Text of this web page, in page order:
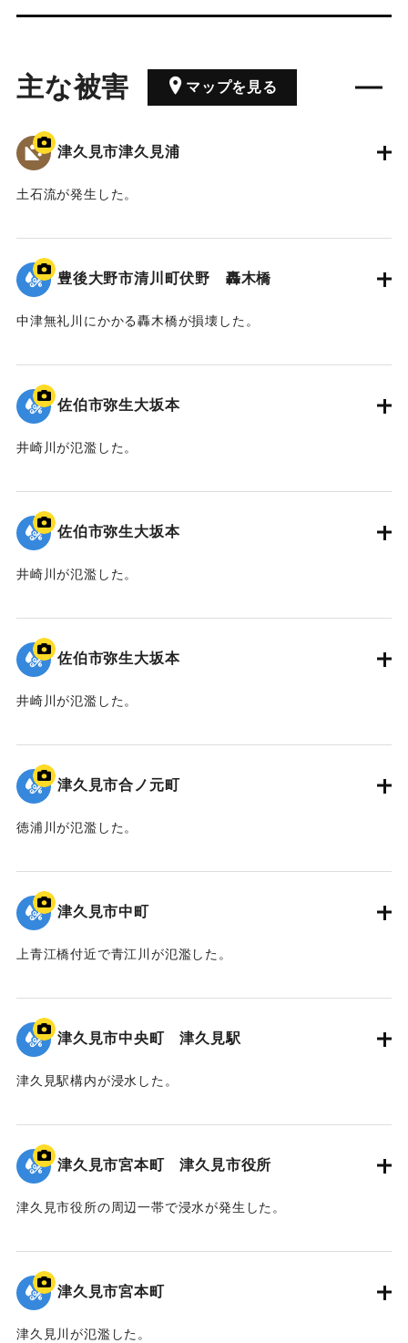
主な被害 マップを見る
津久見市津久見浦
土石流が発生した。
｜固有コード:01204098
豊後大野市清川町伏野 轟木橋
中津無礼川にかかる轟木橋が損壊した。
｜固有コード:01204097
佐伯市弥生大坂本
井崎川が氾濫した。
｜固有コード:01204096
佐伯市弥生大坂本
井崎川が氾濫した。
｜固有コード:01204095
佐伯市弥生大坂本
井崎川が氾濫した。
｜固有コード:01204094
津久見市合ノ元町
徳浦川が氾濫した。
｜固有コード:01204093
津久見市中町
上青江橋付近で青江川が氾濫した。
｜固有コード:01204092
津久見市中央町 津久見駅
津久見駅構内が浸水した。
｜固有コード:01204091
津久見市宮本町 津久見市役所
津久見市役所の周辺一帯で浸水が発生した。
｜固有コード:01204090
津久見市宮本町
津久見川が氾濫した。